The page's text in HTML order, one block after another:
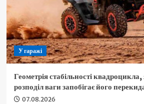
У гаражі
Геометрія стабільності
розподіл ваги запобігає його
07.08.2026